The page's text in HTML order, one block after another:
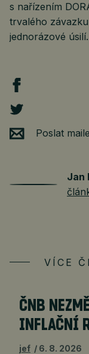
s nařízením
trvalého
jednorázové úsilí.
Poslat
Jan
VÍCE
ČNB
INFLAČNÍ
jef 6. 8. 2026